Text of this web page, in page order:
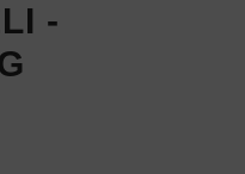
-